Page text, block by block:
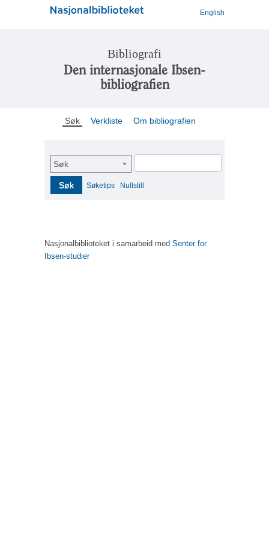
English
Bibliografi
Den internasjonale Ibsen-
bibliografien
Søk Verkliste Om bibliografien
Søk
Søk Søketips Nullstill
Nasjonalbiblioteket i samarbeid med Senter for
Ibsen-studier